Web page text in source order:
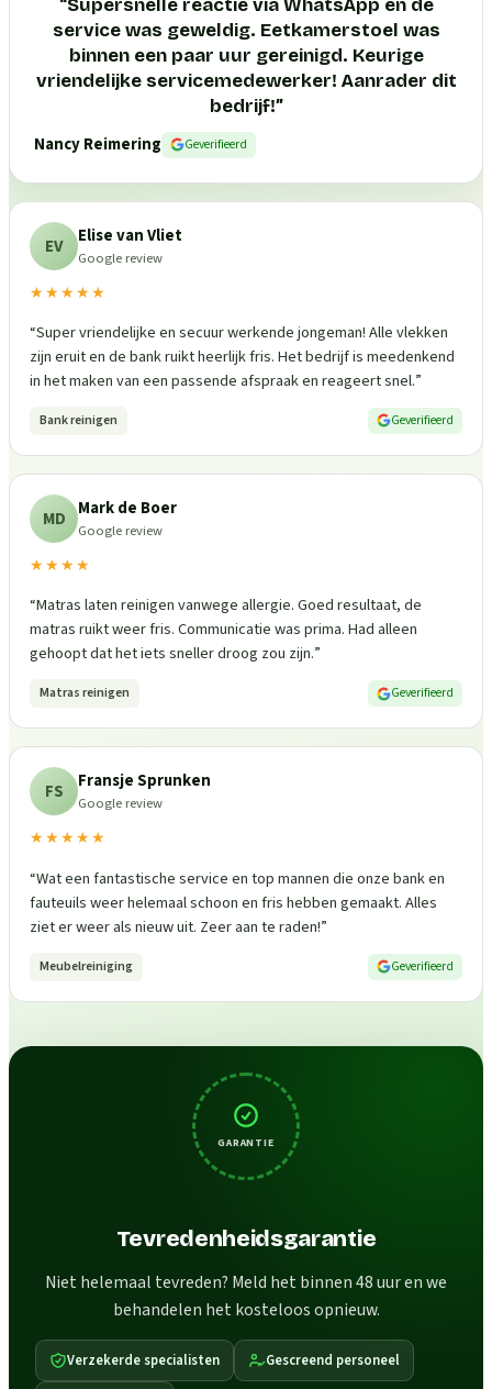
service was geweldig. Eetkamerstoel was
binnen een paar uur gereinigd. Keurige
vriendelijke servicemedewerker! Aanrader dit
bedrijf!”
Nancy Reimering
Geverifieerd
EV Elise van Vliet
Google review
★★★★★
“Super vriendelijke en secuur werkende jongeman! Alle vlekken
zijn eruit en de bank ruikt heerlijk fris. Het bedrijf is meedenkend
in het maken van een passende afspraak en reageert snel.”
Bank reinigen Geverifieerd
MD Mark de Boer
Google review
★★★★
“Matras laten reinigen vanwege allergie. Goed resultaat, de
matras ruikt weer fris. Communicatie was prima. Had alleen
gehoopt dat het iets sneller droog zou zijn.”
Matras reinigen Geverifieerd
FS Fransje Sprunken
Google review
★★★★★
“Wat een fantastische service en top mannen die onze bank en
fauteuils weer helemaal schoon en fris hebben gemaakt. Alles
ziet er weer als nieuw uit. Zeer aan te raden!”
Meubelreiniging Geverifieerd
GARANTIE
Tevredenheidsgarantie
Niet helemaal tevreden? Meld het binnen 48 uur en we
behandelen het kosteloos opnieuw.
Verzekerde specialisten Gescreend personeel